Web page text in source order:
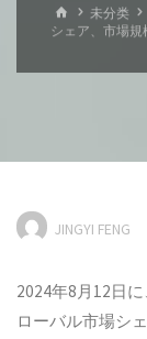
ホ
ー
未分类
シェア、市場
JINGYI FENG
2024年8月12日
ローバル市場シ